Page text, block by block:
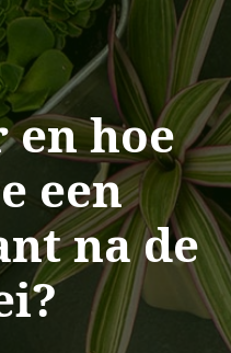
en hoe
een
na de